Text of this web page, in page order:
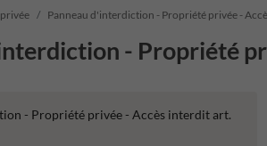
Panneau d'interdiction - Propriété privée -
- Propriété
- Propriété privée - Accès interdit art.